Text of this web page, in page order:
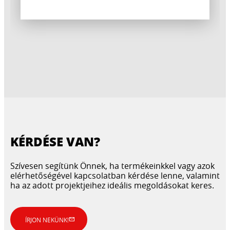
CERESIT CE 89
Kétkomponensű, vegyszerálló epoxi
fugázó- és ragasztóanyag
CERESIT CS 25
Rendkívül rugalmas tömítőanyag
KÉRDÉSE VAN?
Szívesen segítünk Önnek, ha termékeinkkel vagy azok
elérhetőségével kapcsolatban kérdése lenne, valamint
ha az adott projektjeihez ideális megoldásokat keres.
ÍRJON NEKÜNK!